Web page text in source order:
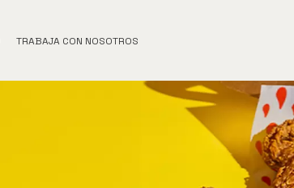
TRABAJA CON NOSOTROS